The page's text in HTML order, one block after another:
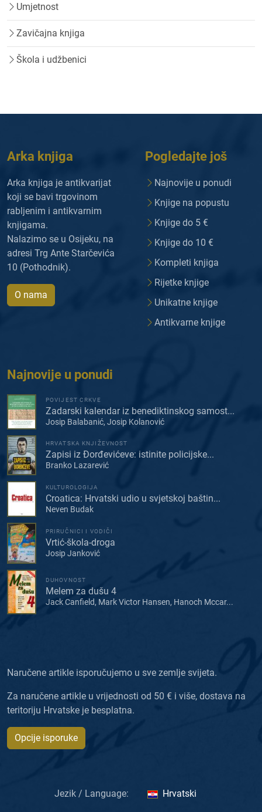
Umjetnost
Zavičajna knjiga
Škola i udžbenici
Arka knjiga
Arka knjiga je antikvarijat
koji se bavi trgovinom
rabljenim i antikvarnim
knjigama.
Nalazimo se u Osijeku, na
adresi Trg Ante Starčevića
10 (Pothodnik).
O nama
Pogledajte još
Najnovije u ponudi
Knjige na popustu
Knjige do 5 €
Knjige do 10 €
Kompleti knjiga
Rijetke knjige
Unikatne knjige
Antikvarne knjige
Najnovije u ponudi
POVIJEST CRKVE
Zadarski kalendar iz benediktinskog samost...
Josip Balabanić, Josip Kolanović
HRVATSKA KNJIŽEVNOST
Zapisi iz Đorđevićeve: istinite policijske...
Branko Lazarević
KULTUROLOGIJA
Croatica: Hrvatski udio u svjetskoj baštin...
Neven Budak
PRIRUČNICI I VODIČI
Vrtić-škola-droga
Josip Janković
DUHOVNOST
Melem za dušu 4
Jack Canfield, Mark Victor Hansen, Hanoch Mccar...
Naručene artikle isporučujemo u sve zemlje svijeta.
Za naručene artikle u vrijednosti od 50 € i više, dostava na
teritoriju Hrvatske je besplatna.
Opcije isporuke
Jezik / Language: Hrvatski